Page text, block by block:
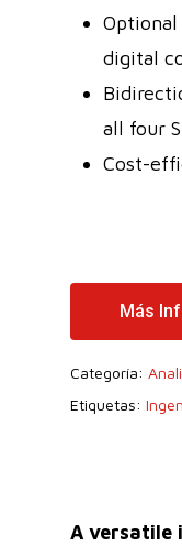
digital
all four
Cost-
Más
Categoría:
Etiquetas:
A versatile